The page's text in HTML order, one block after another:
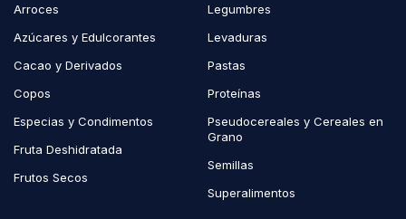
Arroces
Azúcares y Edulcorantes
Cacao y Derivados
Copos
Especias y Condimentos
Fruta Deshidratada
Frutos Secos
Legumbres
Levaduras
Pastas
Proteínas
Pseudocereales y Cereales en
Grano
Semillas
Superalimentos